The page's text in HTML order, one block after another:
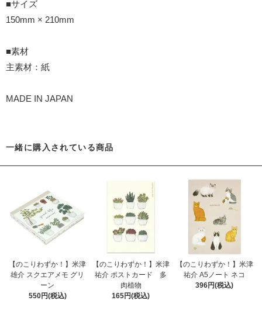
■サイズ
150mm × 210mm
■素材
主素材：紙
MADE IN JAPAN
一緒に購入されている商品
【のこりわずか！】米津
雄介 スクエアメモ グリ
ーン
550円(税込)
【のこりわずか！】米津
祐介 ポストカード 多
肉植物
165円(税込)
【のこりわずか！】米津
祐介 A5ノート ネコ
396円(税込)